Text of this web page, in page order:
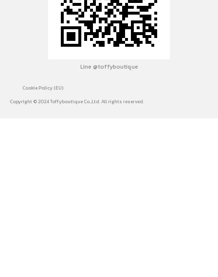
Line @toffyboutique
Cookie Policy (EU)
Copyright © 2024 Toffyboutique Co.,Ltd. All rights reserved.